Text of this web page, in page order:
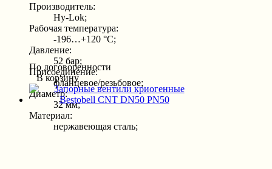
Производитель:
Hy-Lok;
Рабочая температура:
-196…+120 °С;
Давление:
52 бар;
Присоединение:
фланцевое/резьбовое;
Диаметр:
32 мм;
Материал:
нержавеющая сталь;
По договоренности
В корзину